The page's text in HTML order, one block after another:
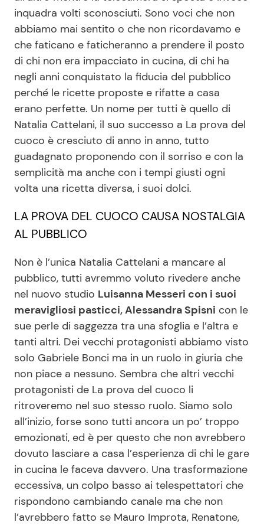
Seguici
Info
Disclaimer e Privacy
Redazione
Pubblicità
Privacy Policy
inquadra volti sconosciuti. Sono voci che non
abbiamo mai sentito o che non ricordavamo e
che faticano e faticheranno a prendere il posto
di chi non era impacciato in cucina, di chi ha
negli anni conquistato la fiducia del pubblico
perché le ricette proposte e rifatte a casa
erano perfette. Un nome per tutti è quello di
Natalia Cattelani, il suo successo a La prova del
cuoco è cresciuto di anno in anno, tutto
guadagnato proponendo con il sorriso e con la
semplicità ma anche con i tempi giusti ogni
volta una ricetta diversa, i suoi dolci.
LA PROVA DEL CUOCO CAUSA NOSTALGIA
AL PUBBLICO
Non è l’unica Natalia Cattelani a mancare al
pubblico, tutti avremmo voluto rivedere anche
nel nuovo studio Luisanna Messeri con i suoi
meravigliosi pasticci, Alessandra Spisni con le
sue perle di saggezza tra una sfoglia e l’altra e
tanti altri. Dei vecchi protagonisti abbiamo visto
solo Gabriele Bonci ma in un ruolo in giuria che
non piace a nessuno. Sembra che altri vecchi
protagonisti de La prova del cuoco li
ritroveremo nel suo stesso ruolo. Siamo solo
all’inizio, forse sono tutti ancora un po’ troppo
emozionati, ed è per questo che non avrebbero
dovuto lasciare a casa l’esperienza di chi le gare
in cucina le faceva davvero. Una trasformazione
eccessiva, un colpo basso ai telespettatori che
rispondono cambiando canale ma che non
l’avrebbero fatto se Mauro Improta, Renatone,